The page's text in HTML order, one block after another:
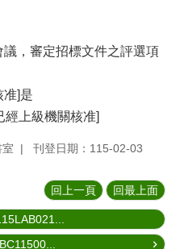
，審定招標文件之評選項
准]是
經上級機關核准]
刊登日期：115-02-03
回上一頁 回最上面